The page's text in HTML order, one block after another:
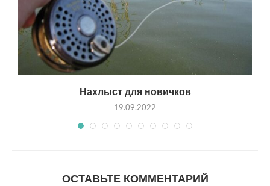
Нахлыст для новичков
19.09.2022
ОСТАВЬТЕ КОММЕНТАРИЙ